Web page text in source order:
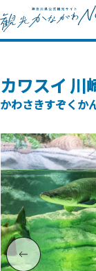
カワスイ 川
かわさきすぞくか